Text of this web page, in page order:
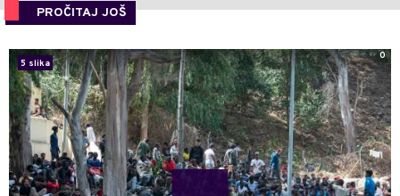
PROČITAJ JOŠ
5 slika
0